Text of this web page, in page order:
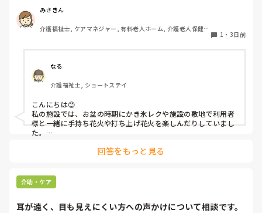
族が面会に来る…などでした。お盆まであと少しです。何か
していることがあればぜひシェアよろしくお願いします。
みさきん
介護福祉士, ケアマネジャー, 有料老人ホーム, 介護老人保健施
1 ・ 3日前
なる
介護福祉士, ショートステイ
こんにちは😊
私の施設では、お盆の時期にかき氷レクや施設の敷地で利用者
様と一緒に手持ち花火や打ち上げ花火を楽しんだりしていまし
た。
利用者様にとっても良い経験にもなりますね！
回答をもっと見る
介助・ケア
耳が遠く、目も見えにくい方への声かけについて相談です。